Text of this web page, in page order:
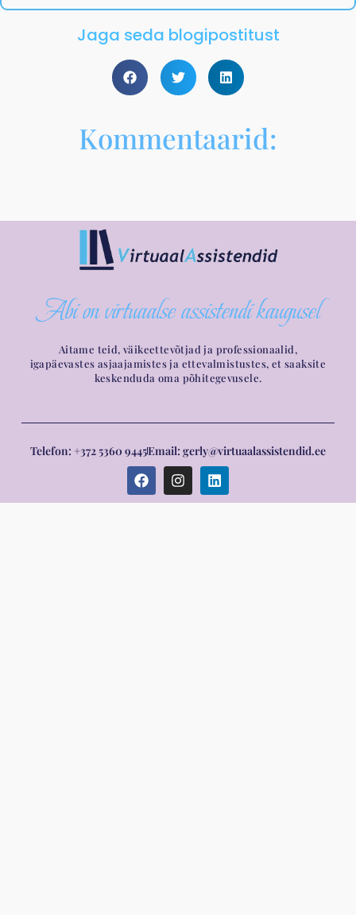
Jaga seda blogipostitust
Kommentaarid:
Abi on virtuaalse assistendi kaugusel
Aitame teid, väikeettevõtjad ja professionaalid,
igapäevastes asjaajamistes ja ettevalmistustes, et saaksite
keskenduda oma põhitegevusele.
Telefon: +372 5360 9445Email: gerly@virtuaalassistendid.ee